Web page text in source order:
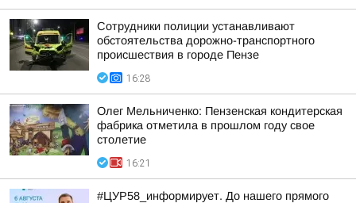
Сотрудники полиции устанавливают
обстоятельства дорожно-транспортного
происшествия в городе Пензе
16:28
Олег Мельниченко: Пензенская кондитерская
фабрика отметила в прошлом году свое
столетие
16:21
#ЦУР58_информирует. До нашего прямого